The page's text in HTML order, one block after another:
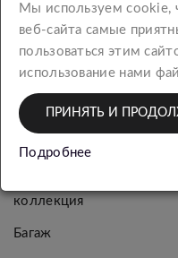
КАТЕГОРИИ
Новинки
Женская
коллекция
коллекция
Багаж
Мы используем cookie,
веб-сайта самые
пользоваться этим
использование нами
ПРИНЯТЬ И
Подробнее